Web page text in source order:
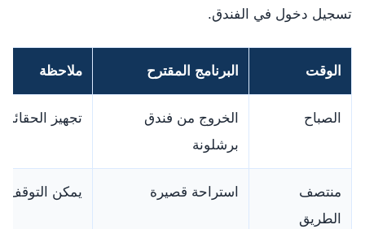
تسجيل دخول في الفندق.
الوقت البرنامج المقترح ملاحظة
الصباح
الخروج من فندق
برشلونة
تجهيز
منتصف
الطريق
استراحة قصيرة يمكن التوقف